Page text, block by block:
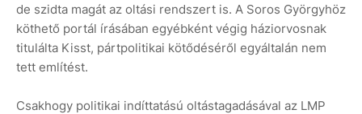
de szidta magát az oltási rendszert is. A Soros Györgyhöz
köthető portál írásában egyébként végig háziorvosnak
titulálta Kisst, pártpolitikai kötődéséről egyáltalán nem
tett említést.
Csakhogy politikai indíttatású oltástagadásával az LMP